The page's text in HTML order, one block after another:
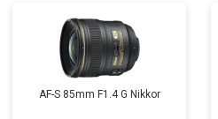
AF-S 85mm F1.4 G Nikkor